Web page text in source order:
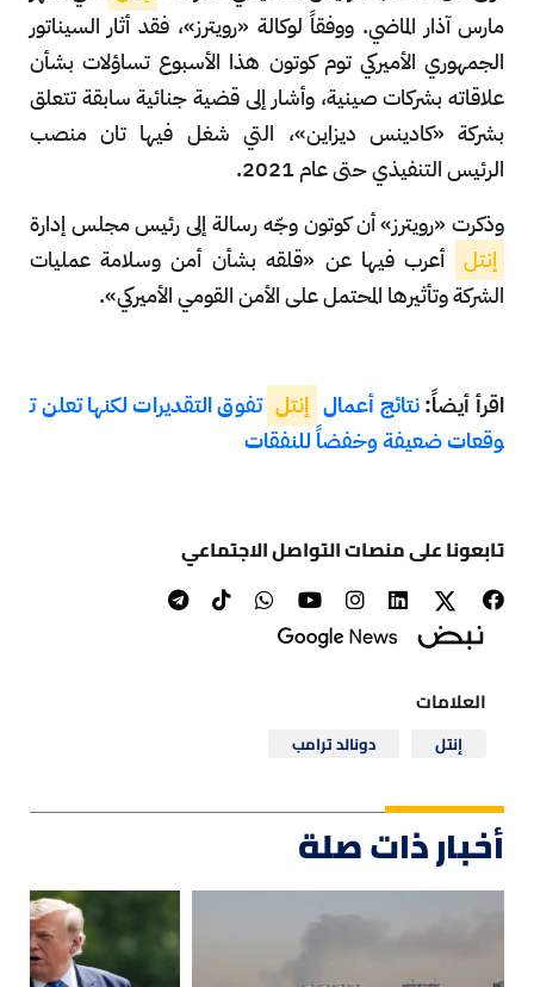
مارس آذار الماضي. ووفقاً لوكالة «رويترز»، فقد أثار السيناتور
الجمهوري الأميركي توم كوتون هذا الأسبوع تساؤلات بشأن
علاقاته بشركات صينية، وأشار إلى قضية جنائية سابقة تتعلق
بشركة «كادينس ديزاين»، التي شغل فيها تان منصب
الرئيس التنفيذي حتى عام 2021.
وذكرت «رويترز» أن كوتون وجّه رسالة إلى رئيس مجلس إدارة
إنتل أعرب فيها عن «قلقه بشأن أمن وسلامة عمليات
الشركة وتأثيرها المحتمل على الأمن القومي الأميركي».
اقرأ أيضاً:نتائج أعمال إنتل تفوق التقديرات لكنها تعلن ت
وقعات ضعيفة وخفضاً للنفقات
تابعونا على منصات التواصل الاجتماعي
العلامات
إنتل دونالد ترامب
أخبار ذات صلة